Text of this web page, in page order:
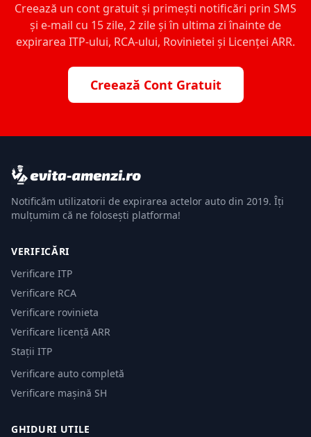
Creează un cont gratuit și primești notificări prin SMS
și e-mail cu 15 zile, 2 zile și în ultima zi înainte de
expirarea ITP-ului, RCA-ului, Rovinietei și Licenței ARR.
Creează Cont Gratuit
Notificăm utilizatorii de expirarea actelor auto din 2019. Îți
mulțumim că ne folosești platforma!
VERIFICĂRI
Verificare ITP
Verificare RCA
Verificare rovinieta
Verificare licență ARR
Stații ITP
Verificare auto completă
Verificare mașină SH
GHIDURI UTILE